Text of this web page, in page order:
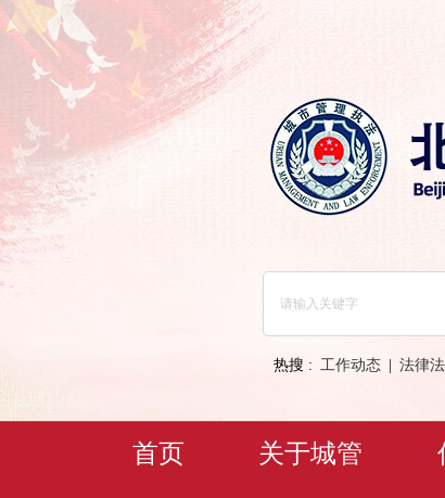
热搜 : 工作动态 法律
首页 关于城管